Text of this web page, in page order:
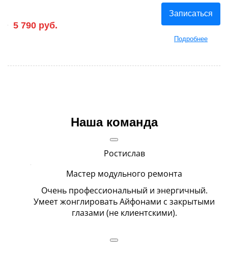
5 790 руб.
Записаться
Подробнее
Наша команда
Ростислав
Мастер модульного ремонта
Очень профессиональный и энергичный.
Умеет жонглировать Айфонами с закрытыми
глазами (не клиентскими).